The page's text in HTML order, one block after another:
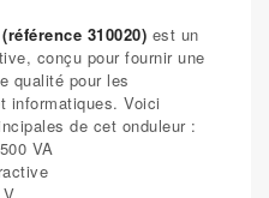
310020) est un
conçu pour fournir une
qualité pour les
informatiques. Voici
de cet onduleur :
VA